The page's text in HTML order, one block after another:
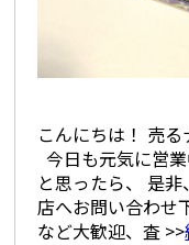
こんにちは！ 売
今日も元気に営
と思ったら、 是
店へお問い合わせ
など大歓迎、査 >>